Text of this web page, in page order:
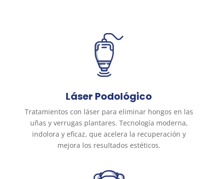
Láser Podológico
Tratamientos con láser para eliminar hongos en las
uñas y verrugas plantares. Tecnología moderna,
indolora y eficaz, que acelera la recuperación y
mejora los resultados estéticos.